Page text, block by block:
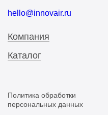
hello@innovair.ru
Компания
Каталог
Политика обработки
персональных данных